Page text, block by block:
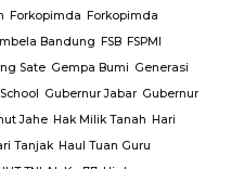
Forkopimda Forkopimda
Bandung FSB FSPMI
Sate Gempa Bumi Generasi
Gubernur Jabar Gubernur
Jahe Hak Milik Tanah Hari
Tanjak Haul Tuan Guru